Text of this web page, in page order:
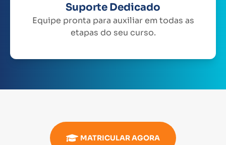
Suporte Dedicado
Equipe pronta para auxiliar em todas as
etapas do seu curso.
MATRICULAR AGORA